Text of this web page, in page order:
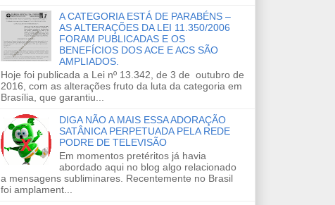
A CATEGORIA ESTÁ DE PARABÉNS –
AS ALTERAÇÕES DA LEI 11.350/2006
FORAM PUBLICADAS E OS
BENEFÍCIOS DOS ACE E ACS SÃO
AMPLIADOS.
Hoje foi publicada a Lei nº 13.342, de 3 de outubro de
2016, com as alterações fruto da luta da categoria em
Brasília, que garantiu...
DIGA NÃO A MAIS ESSA ADORAÇÃO
SATÂNICA PERPETUADA PELA REDE
PODRE DE TELEVISÃO
Em momentos pretéritos já havia
abordado aqui no blog algo relacionado
a mensagens subliminares. Recentemente no Brasil
foi amplament...